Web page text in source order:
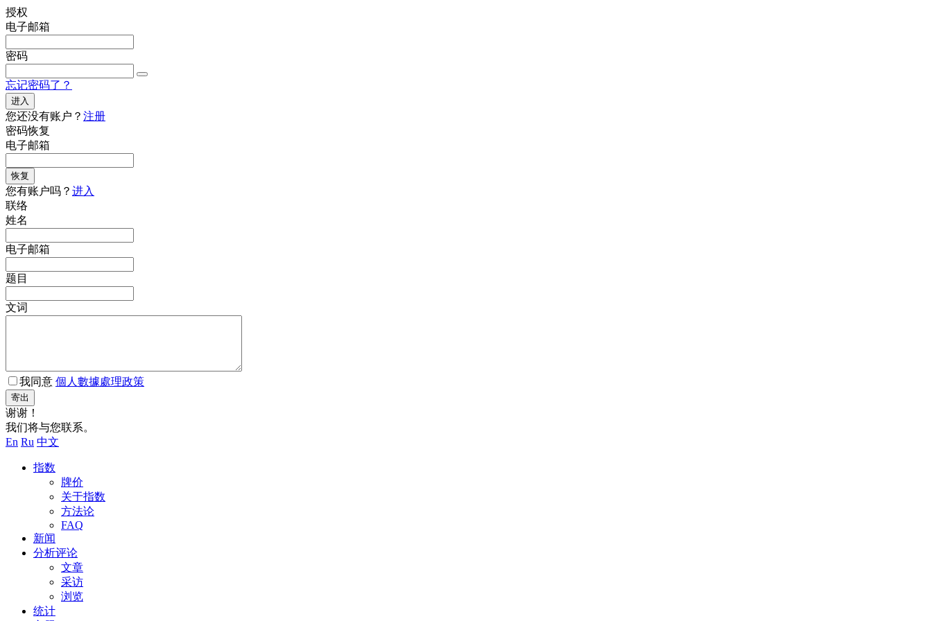
授权
电子邮箱
密码
忘记密码了？
进入
您还没有账户？ 注册
密码恢复
电子邮箱
恢复
您有账户吗？ 进入
联络
姓名
电子邮箱
题目
文词
我同意 個人數據處理政策
寄出
谢谢！
我们将与您联系。
En Ru 中文
指数
牌价
关于指数
方法论
FAQ
新闻
分析评论
文章
采访
浏览
统计